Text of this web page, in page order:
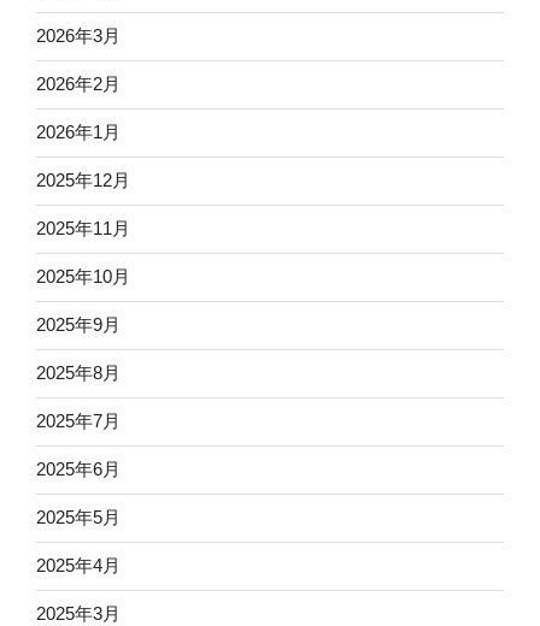
2026年3月
2026年2月
2026年1月
2025年12月
2025年11月
2025年10月
2025年9月
2025年8月
2025年7月
2025年6月
2025年5月
2025年4月
2025年3月